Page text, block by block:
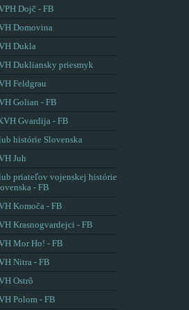
Dojč - FB
Domovina
Dukla
Dukliansky priesmyk
Feldgrau
Golian - FB
Gvardija - FB
histórie Slovenska
Juh
priateľov vojenskej histórie
- FB
Komoča - FB
Krasnogvardejci - FB
Mor Ho! - FB
Nitra - FB
Ostrô
Polom - FB